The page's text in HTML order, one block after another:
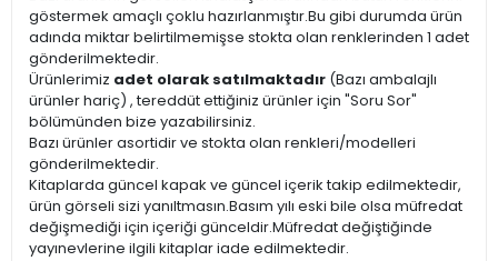
göstermek amaçlı çoklu hazırlanmıştır.Bu gibi durumda ürün
adında miktar belirtilmemişse stokta olan renklerinden 1 adet
gönderilmektedir.
Ürünlerimiz adet olarak satılmaktadır (Bazı ambalajlı
ürünler hariç) , tereddüt ettiğiniz ürünler için "Soru Sor"
bölümünden bize yazabilirsiniz.
Bazı ürünler asortidir ve stokta olan renkleri/modelleri
gönderilmektedir.
Kitaplarda güncel kapak ve güncel içerik takip edilmektedir,
ürün görseli sizi yanıltmasın.Basım yılı eski bile olsa müfredat
değişmediği için içeriği günceldir.Müfredat değiştiğinde
yayınevlerine ilgili kitaplar iade edilmektedir.